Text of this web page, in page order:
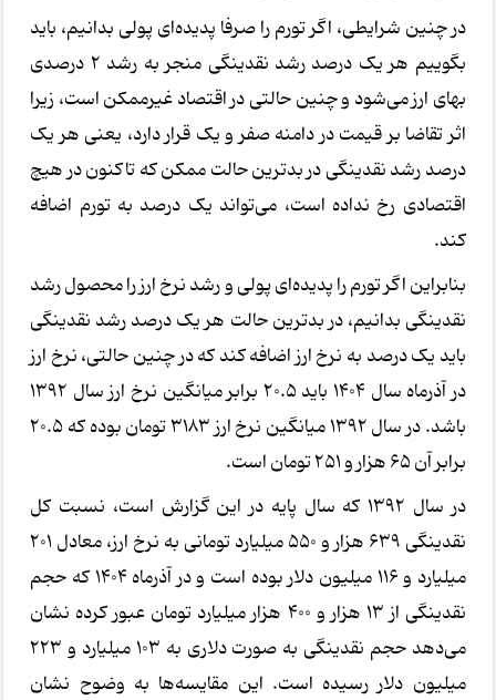
در چنین شرایطی، اگر تورم را صرفا پدیده‌ای پولی بدانیم، باید
بگوییم هر یک درصد رشد نقدینگی منجر به رشد ۲ درصدی
بهای ارز می‌شود و چنین حالتی در اقتصاد غیرممکن است، زیرا
اثر تقاضا بر قیمت در دامنه صفر و یک قرار دارد، یعنی هر یک
درصد رشد نقدینگی در بدترین حالت ممکن که تاکنون در هیچ
اقتصادی رخ نداده است، می‌تواند یک درصد به تورم اضافه
کند.
بنابراین اگر تورم را پدیده‌ای پولی و رشد نرخ ارز را محصول رشد
نقدینگی بدانیم، در بدترین حالت هر یک درصد رشد نقدینگی
باید یک درصد به نرخ ارز اضافه کند که در چنین حالتی، نرخ ارز
در آذرماه سال ۱۴۰۴ باید ۲۰.۵ برابر میانگین نرخ ارز سال ۱۳۹۲
باشد. در سال ۱۳۹۲ میانگین نرخ ارز ۳۱۸۳ تومان بوده که ۲۰.۵
برابر آن ۶۵ هزار و ۲۵۱ تومان است.
در سال ۱۳۹۲ که سال پایه در این گزارش است، نسبت کل
نقدینگی ۶۳۹ هزار و ۵۵۰ میلیارد تومانی به نرخ ارز، معادل ۲۰۱
میلیارد و ۱۱۶ میلیون دلار بوده است و در آذرماه ۱۴۰۴ که حجم
نقدینگی از ۱۳ هزار و ۴۰۰ هزار میلیارد تومان عبور کرده نشان
می‌دهد حجم نقدینگی به صورت دلاری به ۱۰۳ میلیارد و ۲۲۳
میلیون دلار رسیده است. این مقایسه‌ها به وضوح نشان